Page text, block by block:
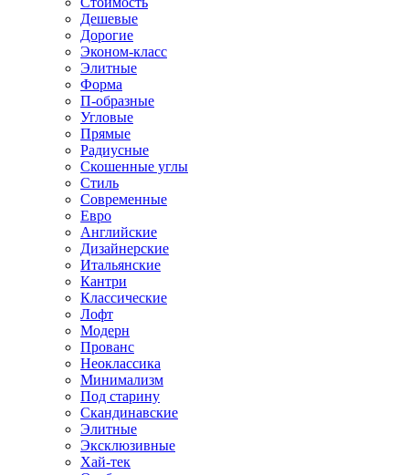
Дешевые
Дорогие
Эконом-класс
Элитные
Форма
П-образные
Угловые
Прямые
Радиусные
Скошенные углы
Стиль
Современные
Евро
Английские
Дизайнерские
Итальянские
Кантри
Классические
Лофт
Модерн
Прованс
Неоклассика
Минимализм
Под старину
Скандинавские
Элитные
Эксклюзивные
Хай-тек